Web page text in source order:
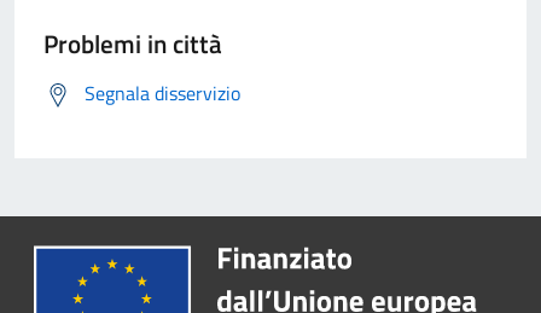
Problemi in città
Segnala disservizio